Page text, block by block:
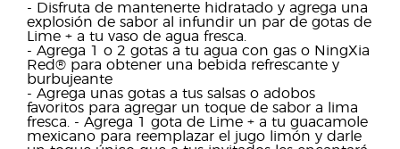
- Disfruta de mantenerte hidratado y agrega una
explosión de sabor al infundir un par de gotas de
Lime + a tu vaso de agua fresca.
- Agrega 1 o 2 gotas a tu agua con gas o NingXia
Red® para obtener una bebida refrescante y
burbujeante
- Agrega unas gotas a tus salsas o adobos
favoritos para agregar un toque de sabor a lima
fresca. - Agrega 1 gota de Lime + a tu guacamole
mexicano para reemplazar el jugo limón y darle